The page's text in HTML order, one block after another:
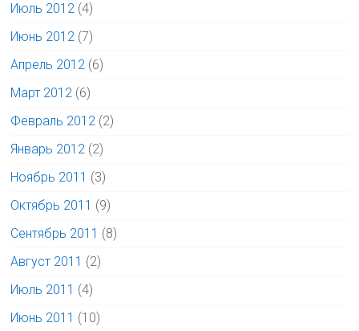
Июль 2012 (4)
Июнь 2012 (7)
Апрель 2012 (6)
Март 2012 (6)
Февраль 2012 (2)
Январь 2012 (2)
Ноябрь 2011 (3)
Октябрь 2011 (9)
Сентябрь 2011 (8)
Август 2011 (2)
Июль 2011 (4)
Июнь 2011 (10)